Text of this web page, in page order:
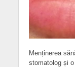
Menținerea
stomatolog și